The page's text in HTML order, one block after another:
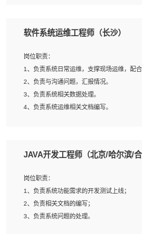
1、3年以上运营或解决方案的工作经验。
征，可独立提出完整的优化方案,并推动方案
WORD、EXCEL等办公软件；
3、深入理解公司各项AI产品和技术信息；
PPT、方案建议书等，面试时需携带个人制
软件系统运维工程师（长沙）
岗位职责：
1、负责系统日常运维，支撑现场运维，配
2、负责与沟通问题，汇报情况。
3、负责系统相关数据处理。
4、负责系统运维相关文档编写。
岗位要求：
2、精通linux命令。
3、熟悉oracle、mysql 数据库。
4、善于沟通，具有良好的团队合作精神和协
5、必须有实际的生产环境系统维护经验。
JAVA开发工程师（北京/哈尔滨/合
岗位职责：
1、负责系统功能需求的开发测试上线；
2、负责相关文档的编写；
3、负责系统问题的处理。